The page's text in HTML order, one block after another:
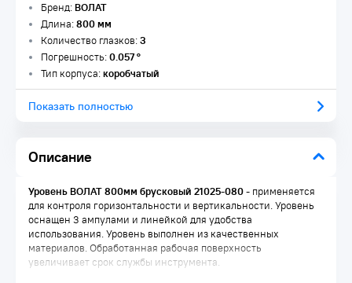
Описание
Бренд:ВОЛАТ
Длина:800 мм
Количество глазков:3
Погрешность:0.057 °
Тип корпуса:коробчатый
Показать полностью
Уровень ВОЛАТ 800мм брусковый 21025-080- применяется
для контроля горизонтальности и вертикальности. Уровень
оснащен 3 ампулами и линейкой для удобства
использования. Уровень выполнен из качественных
материалов. Обработанная рабочая поверхность
увеличивает срок службы инструмента.